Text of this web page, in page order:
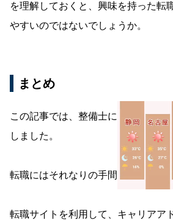
を理解しておくと、興味を持った転
やすいのではないでしょうか。
まとめ
この記事では、整備士におすすめの
しました。
転職にはそれなりの手間がかかります
転職サイトを利用して、キャリアア